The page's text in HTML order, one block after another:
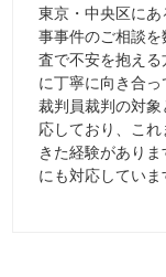
東京・中央区に
事事件のご相談
査で不安を抱え
に丁寧に向き合
裁判員裁判の対
応しており、こ
きた経験があり
にも対応してい